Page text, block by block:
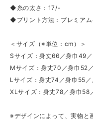
◆糸の太さ：17/-
◆プリント方法：プレミアム
＜サイズ（※単位：cm）＞
Sサイズ：身丈66／身巾49
Mサイズ：身丈70／身巾52
Lサイズ：身丈74／身巾55
XLサイズ：身丈78／身巾58
※デザインによって、実物と